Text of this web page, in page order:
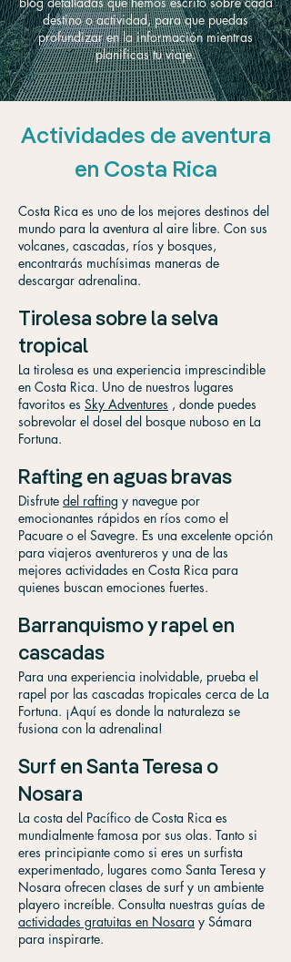
destino o actividad, para que puedas
profundizar en la información mientras
planificas tu viaje.
Actividades de aventura
en Costa Rica
Costa Rica es uno de los mejores destinos del
mundo para la aventura al aire libre. Con sus
volcanes, cascadas, ríos y bosques,
encontrarás muchísimas maneras de
descargar adrenalina.
Tirolesa sobre la selva
tropical
La tirolesa es una experiencia imprescindible
en Costa Rica. Uno de nuestros lugares
favoritos es Sky Adventures , donde puedes
sobrevolar el dosel del bosque nuboso en La
Fortuna.
Rafting en aguas bravas
Disfrute del rafting y navegue por
emocionantes rápidos en ríos como el
Pacuare o el Savegre. Es una excelente opción
para viajeros aventureros y una de las
mejores actividades en Costa Rica para
quienes buscan emociones fuertes.
Barranquismo y rapel en
cascadas
Para una experiencia inolvidable, prueba el
rapel por las cascadas tropicales cerca de La
Fortuna. ¡Aquí es donde la naturaleza se
fusiona con la adrenalina!
Surf en Santa Teresa o
Nosara
La costa del Pacífico de Costa Rica es
mundialmente famosa por sus olas. Tanto si
eres principiante como si eres un surfista
experimentado, lugares como Santa Teresa y
Nosara ofrecen clases de surf y un ambiente
playero increíble. Consulta nuestras guías de
actividades gratuitas en Nosara y Sámara
para inspirarte.